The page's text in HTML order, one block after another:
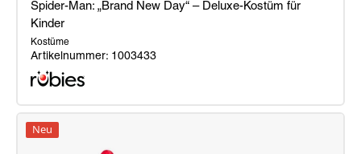
Spider-
Man:
Spider-Man: „Brand New Day“ – Deluxe-Kostüm für
Kinder
Kostüme
Artikelnummer: 1003433
Neu